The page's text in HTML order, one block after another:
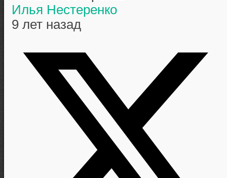
Илья Нестеренко
9 лет назад